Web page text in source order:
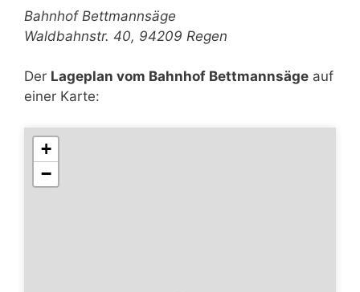
Bahnhof Bettmannsäge
Waldbahnstr. 40, 94209 Regen
Der Lageplan vom Bahnhof Bettmannsäge auf
einer Karte:
+
−